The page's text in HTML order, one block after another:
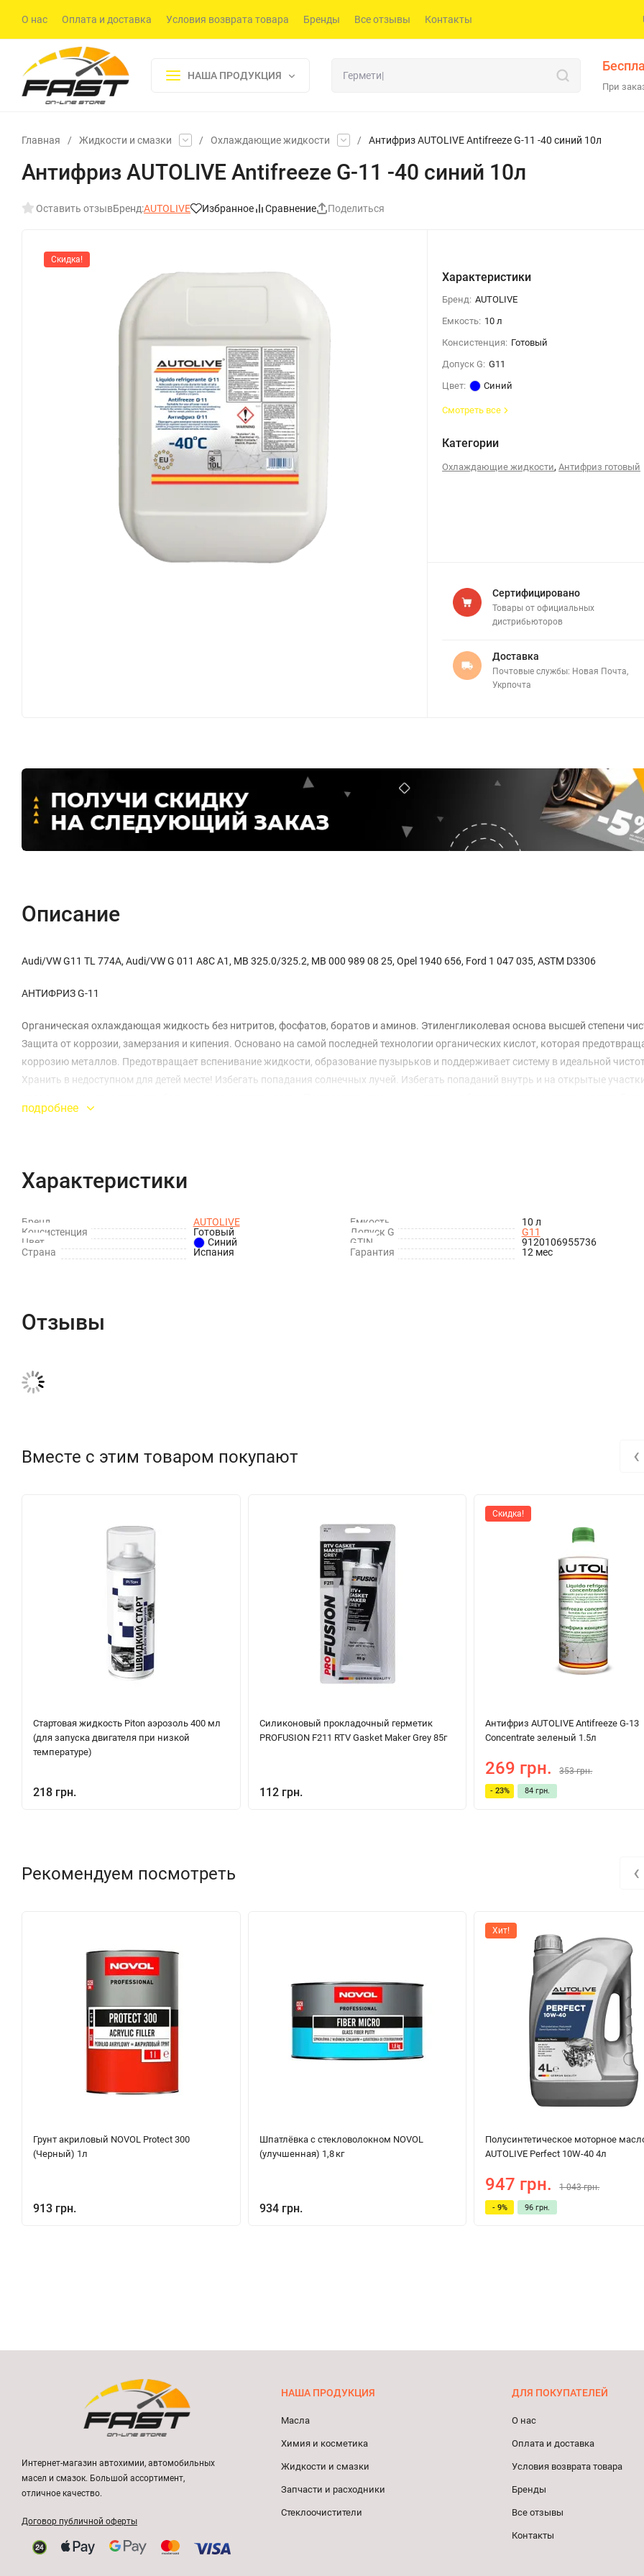
О нас Оплата и доставка Условия возврата товара Бренды Все отзывы Контакты
НАША ПРОДУКЦИЯ
При
Главная / Жидкости и смазки / Охлаждающие жидкости / Антифриз AUTOLIVE Antifreeze G-11 -40 синий 10л
Антифриз AUTOLIVE Antifreeze G-11 -40 синий 10л
Оставить отзывБренд:AUTOLIVE Избранное Сравнение Поделиться
Скидка!
Характеристики
Бренд: AUTOLIVE
Емкость: 10 л
Консистенция: Готовый
Допуск G: G11
Цвет:
Синий
Смотреть все
Категории
Охлаждающие жидкости,Антифриз готовый
Сертифицировано
Товары от официальных
дистрибьюторов
Доставка
Почтовые службы: Новая Почта,
Укрпочта
Описание
Audi/VW G11 TL 774A, Audi/VW G 011 A8C A1, MB 325.0/325.2, MB 000 989 08 25, Opel 1940 656, Ford 1 047 035, ASTM D3306
АНТИФРИЗ G-11
Органическая охлаждающая жидкость без нитритов, фосфатов, боратов и аминов. Этиленгликолевая основа высшей степени
Защита от коррозии, замерзания и кипения. Основано на самой последней технологии органических кислот, которая
коррозию металлов. Предотвращает вспенивание жидкости, образование пузырьков и поддерживает систему в идеальной
Хранить в недоступном для детей месте! Избегать попадания солнечных лучей. Избегать попаданий внутрь и на открытые
срок хранения: 5 лет от даты производства, при соблюдении условий хранения. Утилизировать отработанную жидкость и упаковку
подробнее
Характеристики
Бренд AUTOLIVE Емкость
10 л
Консистенция
Готовый Допуск G
G11
Цвет
Синий GTIN
9120106955736
Страна
Испания Гарантия 12 мес
Отзывы
Вместе с этим товаром покупают
Стартовая жидкость Piton аэрозоль 400 мл
(для запуска двигателя при низкой
температуре)
218 грн.
Силиконовый прокладочный герметик
PROFUSION F211 RTV Gasket Maker Grey 85г
112 грн.
Скидка!
Антифриз AUTOLIVE Antifreeze G-13
Concentrate зеленый 1.5л
269 грн. 353 грн.
- 23% 84 грн.
‹
Рекомендуем посмотреть
Грунт акриловый NOVOL Protect 300
(Черный) 1л
913 грн.
Шпатлёвка с стекловолокном NOVOL
(улучшенная) 1,8 кг
934 грн.
Хит!
Полуcинтетическое моторное
AUTOLIVE Perfect 10W-40 4л
947 грн. 1 043 грн.
- 9% 96 грн.
‹
Интернет-магазин автохимии, автомобильных
масел и смазок. Большой ассортимент,
отличное качество.
Договор публичной оферты
НАША ПРОДУКЦИЯ
Масла
Химия и косметика
Жидкости и смазки
Запчасти и расходники
Стеклоочистители
ДЛЯ ПОКУПАТЕЛЕЙ
О нас
Оплата и доставка
Условия возврата товара
Бренды
Все отзывы
Контакты